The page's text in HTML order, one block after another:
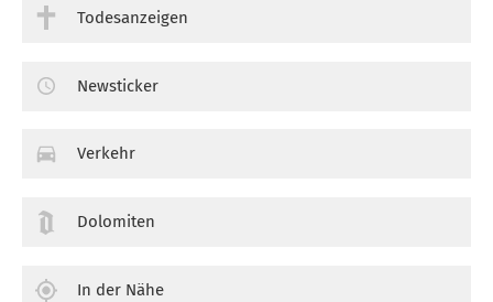
Todesanzeigen
Newsticker
Verkehr
Dolomiten
In der Nähe